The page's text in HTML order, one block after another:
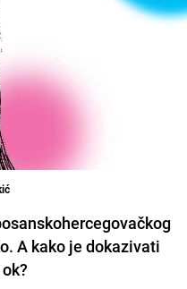
A kako je dokazivati